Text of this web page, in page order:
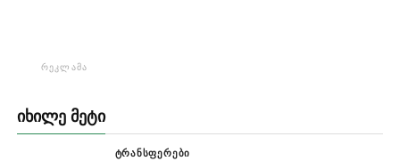
ᲠᲔᲙᲚᲐᲛᲐ
ᲘᲮᲘᲚᲔ ᲛᲔᲢᲘ
ᲢᲠᲐᲜᲡᲤᲔᲠᲔᲑᲘ